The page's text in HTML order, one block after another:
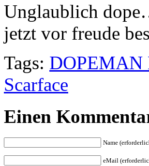
Unglaublich
jetzt vor freude
Tags: DOPEMAN
Scarface
Einen
Name
eMail